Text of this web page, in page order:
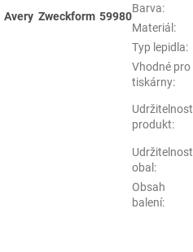
Zweckform 59980
Barva:
Materiál :
Typ lepidla:
Vhodné pro
tiskárny:
Udržitelnost
produkt:
Udržitelnost
obal :
Obsah
balení: